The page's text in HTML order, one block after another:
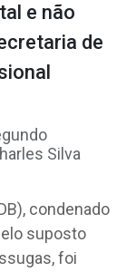
e não
de
Silva
condenado
suposto
foi